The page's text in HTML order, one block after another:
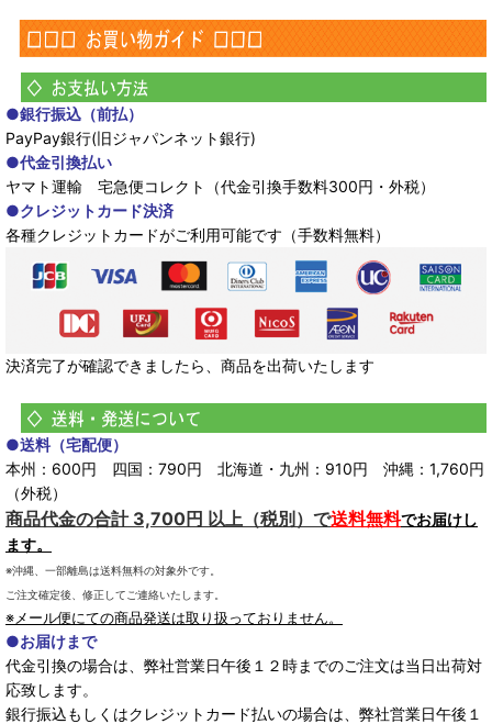
●銀行振込（前払）
PayPay銀行(旧ジャパンネット銀行)
●代金引換払い
ヤマト運輸 宅急便コレクト（代金引換手数料300円・外税）
●クレジットカード決済
各種クレジットカードがご利用可能です（手数料無料）
決済完了が確認できましたら、商品を出荷いたします
●送料（宅配便）
本州：600円 四国：790円 北海道・九州：910円 沖縄：1,760円
（外税）
商品代金の合計 3,700円 以上（税別）で送料無料でお届けし
ます。
※沖縄、一部離島は送料無料の対象外です。
ご注文確定後、修正してご連絡いたします。
※メール便にての商品発送は取り扱っておりません。
●お届けまで
代金引換の場合は、弊社営業日午後１２時までのご注文は当日出荷対
応致します。
銀行振込もしくはクレジットカード払いの場合は、弊社営業日午後１